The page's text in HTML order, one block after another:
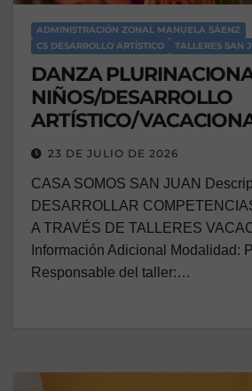
ADMINISTRACIÓN ZONAL MANUELA SÁENZ
CS DESARROLLO ARTÍSTICO
TALLERES SAN
DANZA
NIÑOS/DESARROLLO
ARTÍSTICO/
DANZA
23 DE JULIO DE 2026
CASA SOMOS SAN JUAN
DESARROLLAR
A TRAVÉS DE TALLERES
Información Adicional Modalidad:
Responsable del taller:…